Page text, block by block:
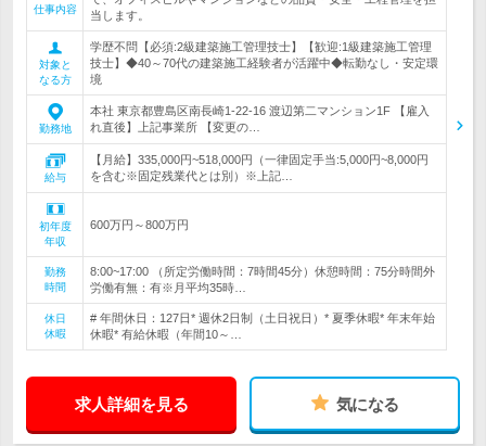
仕事内容
当します。
対象と
なる方
学歴不問【必須:2級建築施工管理技士】【歓迎:1級建築施工管理
技士】◆40～70代の建築施工経験者が活躍中◆転勤なし・安定環
境
勤務地
本社 東京都豊島区南長崎1-22-16 渡辺第二マンション1F 【雇入
れ直後】上記事業所 【変更の…
給与
【月給】335,000円~518,000円（一律固定手当:5,000円~8,000円
を含む※固定残業代とは別）※上記…
初年度
年収
600万円～800万円
勤務
時間
8:00~17:00 （所定労働時間：7時間45分）休憩時間：75分時間外
労働有無：有※月平均35時…
休日
休暇
# 年間休日：127日* 週休2日制（土日祝日）* 夏季休暇* 年末年始
休暇* 有給休暇（年間10～…
求人詳細を見る 気になる